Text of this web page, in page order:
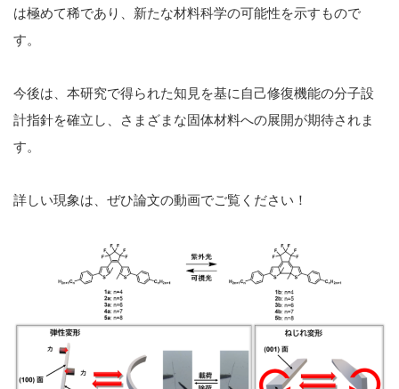
は極めて稀であり、新たな材料科学の可能性を示すもので
す。
今後は、本研究で得られた知見を基に自己修復機能の分子設
計指針を確立し、さまざまな固体材料への展開が期待されま
す。
詳しい現象は、ぜひ論文の動画でご覧ください！